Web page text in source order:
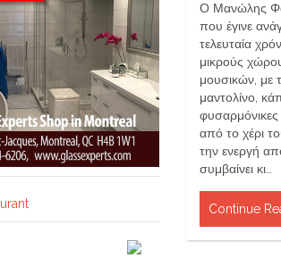
Ο Μανώλης
που έγινε
τελευταία
μικρούς
μουσικών, με
μαντολίνο,
φυσαρμόνικες
από το χέρι
την ενεργή
συμβαίνει κι…
Continue